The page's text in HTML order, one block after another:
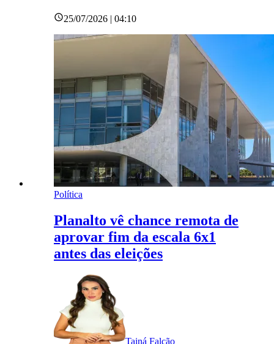
25/07/2026 | 04:10
Política
Planalto vê chance remota de
aprovar fim da escala 6x1
antes das eleições
Tainá Falcão